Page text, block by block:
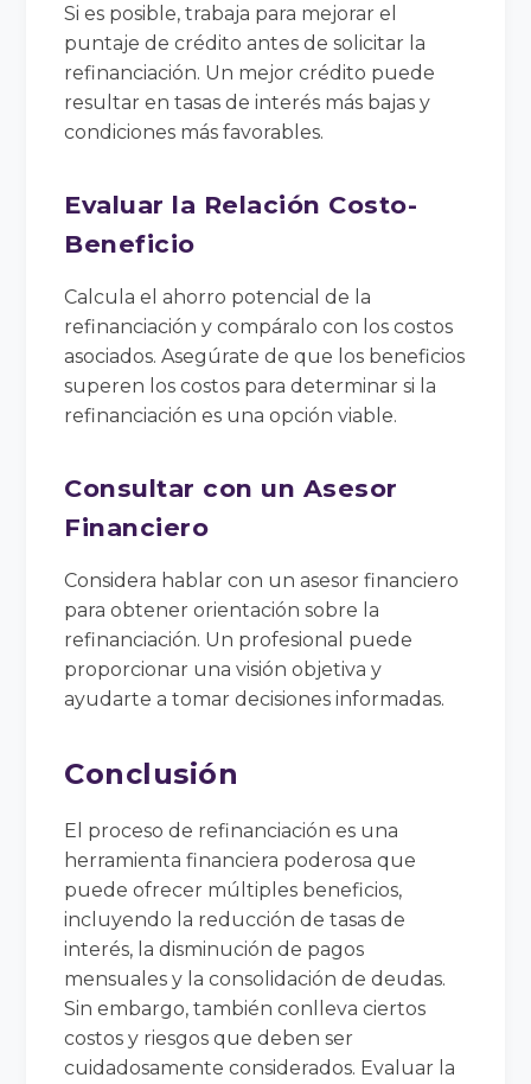
Si es posible, trabaja para mejorar el
puntaje de crédito antes de solicitar la
refinanciación. Un mejor crédito puede
resultar en tasas de interés más bajas y
condiciones más favorables.
Evaluar la Relación Costo-
Beneficio
Calcula el ahorro potencial de la
refinanciación y compáralo con los costos
asociados. Asegúrate de que los beneficios
superen los costos para determinar si la
refinanciación es una opción viable.
Consultar con un Asesor
Financiero
Considera hablar con un asesor financiero
para obtener orientación sobre la
refinanciación. Un profesional puede
proporcionar una visión objetiva y
ayudarte a tomar decisiones informadas.
Conclusión
El proceso de refinanciación es una
herramienta financiera poderosa que
puede ofrecer múltiples beneficios,
incluyendo la reducción de tasas de
interés, la disminución de pagos
mensuales y la consolidación de deudas.
Sin embargo, también conlleva ciertos
costos y riesgos que deben ser
cuidadosamente considerados. Evaluar la